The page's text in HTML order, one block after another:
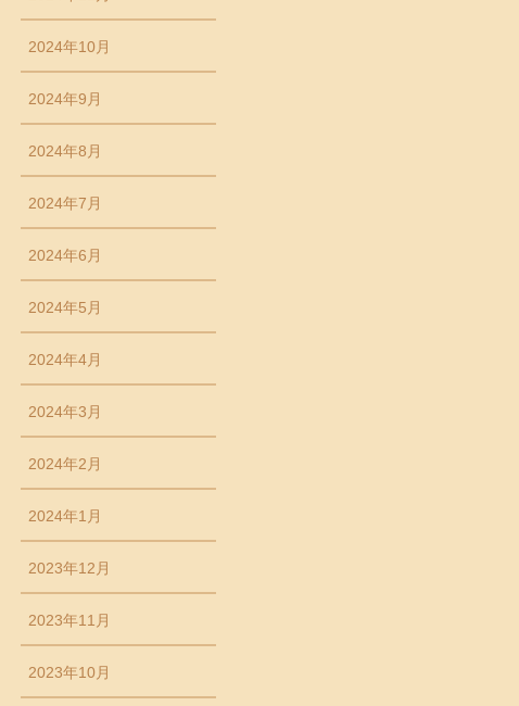
2024年10月
2024年9月
2024年8月
2024年7月
2024年6月
2024年5月
2024年4月
2024年3月
2024年2月
2024年1月
2023年12月
2023年11月
2023年10月